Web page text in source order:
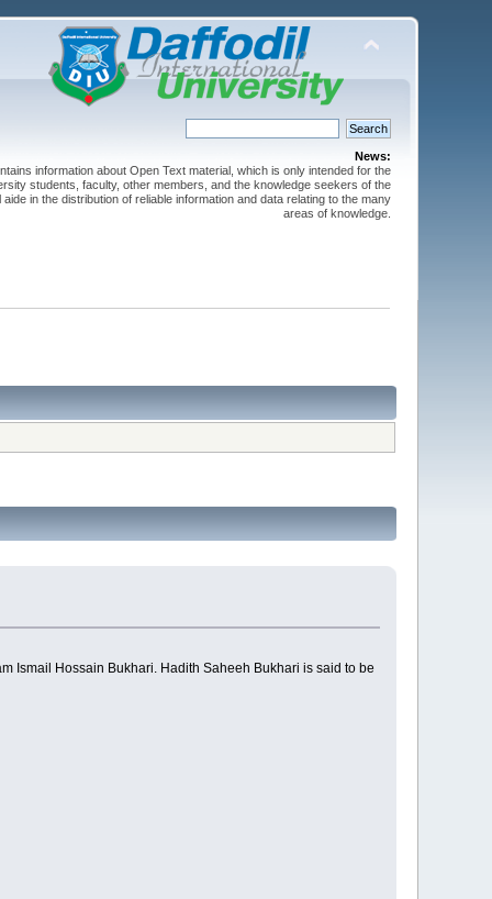
News:
information about Open Text material, which is only intended for the
students, faculty, other members, and the knowledge seekers of the
in the distribution of reliable information and data relating to the many
areas of knowledge.
Ismail Hossain Bukhari. Hadith Saheeh Bukhari is said to be